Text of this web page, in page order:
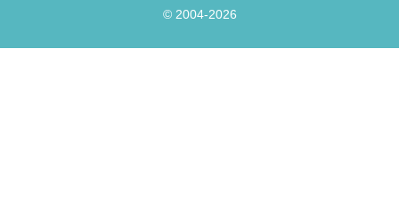
© 2004-2026